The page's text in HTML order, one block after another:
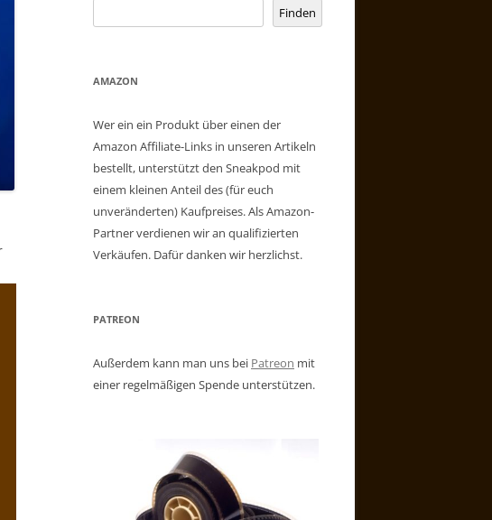
Finden
AMAZON
Wer ein ein Produkt über einen der
Amazon Affiliate-Links in unseren Artikeln
bestellt, unterstützt den Sneakpod mit
einem kleinen Anteil des (für euch
unveränderten) Kaufpreises. Als Amazon-
Partner verdienen wir an qualifizierten
Verkäufen. Dafür danken wir herzlichst.
PATREON
Außerdem kann man uns bei Patreon mit
einer regelmäßigen Spende unterstützen.